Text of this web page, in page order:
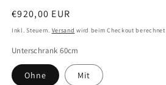
Normaler
Preis
€920,00 EUR
Inkl. Steuern. Versand wird beim Checkout berechnet
Unterschrank 60cm
Ohne Mit